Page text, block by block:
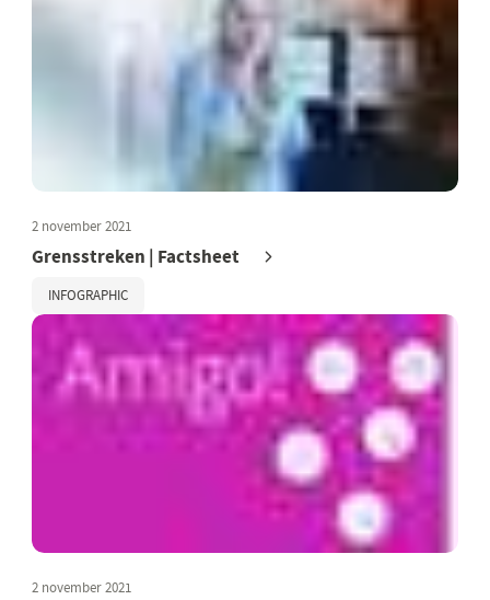
2 november 2021
Grensstreken | Factsheet
INFOGRAPHIC
2 november 2021